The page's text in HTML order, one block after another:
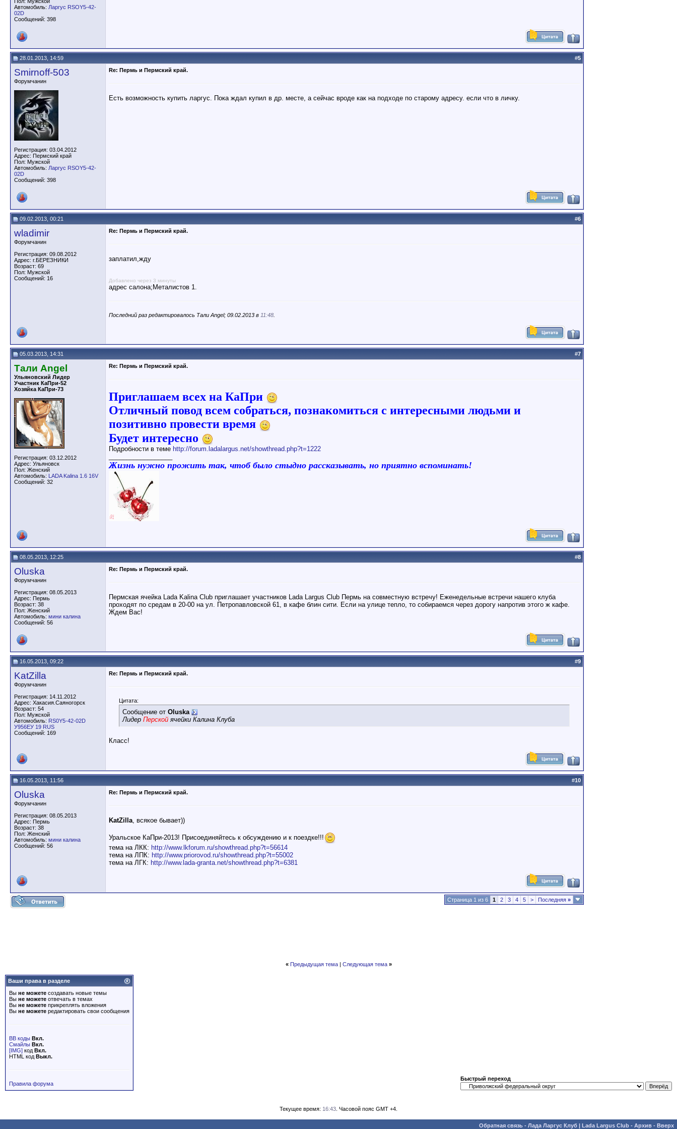
Автомобиль: Ларгус RSOY5-42-
02D
Сообщений: 398
28.01.2013, 14:59 #5
Smirnoff-503
Форумчанин
Регистрация: 03.04.2012
Адрес: Пермский край
Пол: Мужской
Автомобиль: Ларгус RSOY5-42-
02D
Сообщений: 398
Re: Пермь и Пермский край.
Есть возможность купить ларгус. Пока ждал купил в др. месте, а сейчас вроде как на подходе по старому адресу. если что в личку.
09.02.2013, 00:21 #6
wladimir
Форумчанин
Регистрация: 09.08.2012
Адрес: г.БЕРЕЗНИКИ
Возраст: 69
Пол: Мужской
Сообщений: 16
Re: Пермь и Пермский край.
заплатил,жду
Добавлено через 3 минуты
адрес салона;Металистов 1.
Последний раз редактировалось Тали Angel; 09.02.2013 в 11:48
05.03.2013, 14:31 #7
Тали Angel
Ульяновский Лидер
Участник КаПри-52
Хозяйка КаПри-73
Регистрация: 03.12.2012
Адрес: Ульяновск
Пол: Женский
Автомобиль: LADA Kalina 1.6 16V
Сообщений: 32
Re: Пермь и Пермский край.
Приглашаем всех на КаПри
Отличный повод всем собраться, познакомиться с интересными людьми и
позитивно провести время
Будет интересно
Подробности в теме http://forum.ladalargus.net/showthread.php?t=1222
Жизнь нужно прожить так, чтоб было стыдно рассказывать, но приятно вспоминать!
08.05.2013, 12:25 #8
Oluska
Форумчанин
Регистрация: 08.05.2013
Адрес: Пермь
Возраст: 38
Пол: Женский
Автомобиль: мини калина
Сообщений: 56
Re: Пермь и Пермский край.
Пермская ячейка Lada Kalina Club приглашает участников Lada Largus Club Пермь на совместную встречу! Еженедельные встречи нашего клуба
проходят по средам в 20-00 на ул. Петропавловской 61, в кафе блин сити. Если на улице тепло, то собираемся через дорогу напротив этого ж кафе.
Ждем Вас!
16.05.2013, 09:22 #9
KatZilla
Форумчанин
Регистрация: 14.11.2012
Адрес: Хакасия.Саяногорск
Возраст: 54
Пол: Мужской
Автомобиль: RS0Y5-42-02D
У956ЕУ 19 RUS
Сообщений: 169
Re: Пермь и Пермский край.
Цитата:
Сообщение от Oluska
Лидер Перской ячейки Калина Клуба
Класс!
16.05.2013, 11:56 #10
Oluska
Форумчанин
Регистрация: 08.05.2013
Адрес: Пермь
Возраст: 38
Пол: Женский
Автомобиль: мини калина
Сообщений: 56
Re: Пермь и Пермский край.
KatZilla, всякое бывает))
Уральское КаПри-2013! Присоединяйтесь к обсуждению и к поездке!!!
тема на ЛКК: http://www.lkforum.ru/showthread.php?t=56614
тема на ЛПК: http://www.priorovod.ru/showthread.php?t=55002
тема на ЛГК: http://www.lada-granta.net/showthread.php?t=6381
Страница 1 из 6 1 2 3 4 5 > Последняя »
« Предыдущая тема| Следующая тема »
Ваши права в разделе
Вы не можете создавать новые темы
Вы не можете отвечать в темах
Вы не можете прикреплять вложения
Вы не можете редактировать свои сообщения
BB коды Вкл.
Смайлы Вкл.
[IMG] код Вкл.
HTML код Выкл.
Правила форума
Быстрый переход
Текущее время: 16:43 . Часовой пояс GMT +4.
Обратная связь - Лада Ларгус Клуб | Lada Largus Club - Архив - Вверх